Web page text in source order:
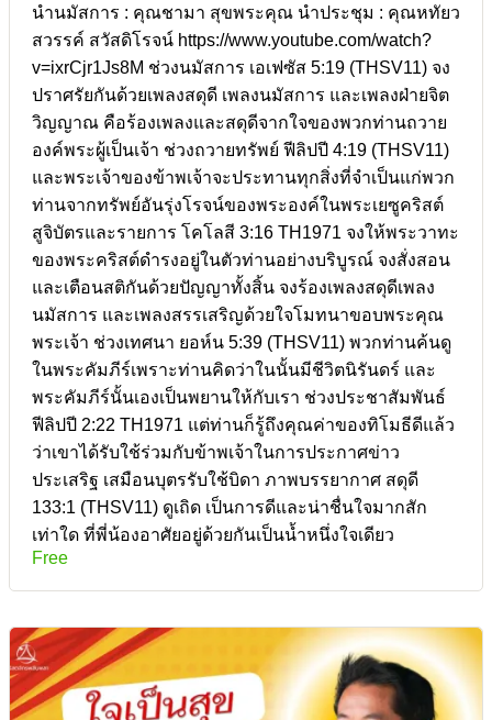
นำนมัสการ : คุณชามา สุขพระคุณ นำประชุม : คุณหทัยว
สวรรค์ สวัสดิโรจน์ https://www.youtube.com/watch?
v=ixrCjr1Js8M ช่วงนมัสการ เอเฟซัส 5:19 (THSV11) จง
ปราศรัยกันด้วยเพลงสดุดี เพลงนมัสการ และเพลงฝ่ายจิต
วิญญาณ คือร้องเพลงและสดุดีจากใจของพวกท่านถวาย
องค์พระผู้เป็นเจ้า ช่วงถวายทรัพย์ ฟีลิปปี 4:19 (THSV11)
และพระเจ้าของข้าพเจ้าจะประทานทุกสิ่งที่จำเป็นแก่พวก
ท่านจากทรัพย์อันรุ่งโรจน์ของพระองค์ในพระเยซูคริสต์
สูจิบัตรและรายการ โคโลสี 3:16 TH1971 จงให้พระวาทะ
ของพระคริสต์ดำรงอยู่ในตัวท่านอย่างบริบูรณ์ จงสั่งสอน
และเตือนสติกันด้วยปัญญาทั้งสิ้น จงร้องเพลงสดุดีเพลง
นมัสการ และเพลงสรรเสริญด้วยใจโมทนาขอบพระคุณ
พระเจ้า ช่วงเทศนา ยอห์น 5:39 (THSV11) พวกท่านค้นดู
ในพระคัมภีร์เพราะท่านคิดว่าในนั้นมีชีวิตนิรันดร์ และ
พระคัมภีร์นั้นเองเป็นพยานให้กับเรา ช่วงประชาสัมพันธ์
ฟีลิปปี 2:22 TH1971 แต่ท่านก็รู้ถึงคุณค่าของทิโมธีดีแล้ว
ว่าเขาได้รับใช้ร่วมกับข้าพเจ้าในการประกาศข่าว
ประเสริฐ เสมือนบุตรรับใช้บิดา ภาพบรรยากาศ สดุดี
133:1 (THSV11) ดูเถิด เป็นการดีและน่าชื่นใจมากสัก
เท่าใด ที่พี่น้องอาศัยอยู่ด้วยกันเป็นน้ำหนึ่งใจเดียว
Free